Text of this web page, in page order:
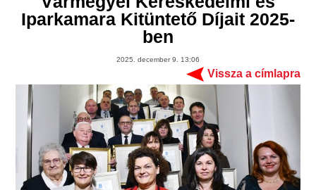
Iparkamara Kitüntető Díjait 2025-
ben
2025. december 9. 13:06
Vissza a címlapra